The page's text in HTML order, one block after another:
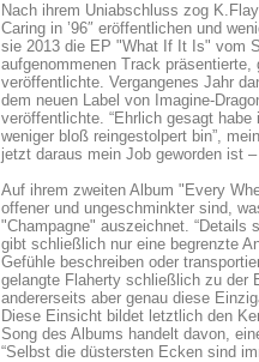
Nach ihrem Uniabschluss zog
Caring in ’96″ eröffentlichen und
sie 2013 die EP "What If It Is" vom
aufgenommenen Track
veröffentlichte. Vergangenes Jahr
dem neuen Label von Imagine-
veröffentlichte. “Ehrlich gesagt
weniger bloß reingestolpert bin”,
jetzt daraus mein Job geworden ist
Auf ihrem zweiten Album "Every
offener und ungeschminkter sind,
"Champagne" auszeichnet. “Details
gibt schließlich nur eine begrenzte
Gefühle beschreiben oder
gelangte Flaherty schließlich zu der
andererseits aber genau diese
Diese Einsicht bildet letztlich den
Song des Albums handelt davon,
“Selbst die düstersten Ecken sind